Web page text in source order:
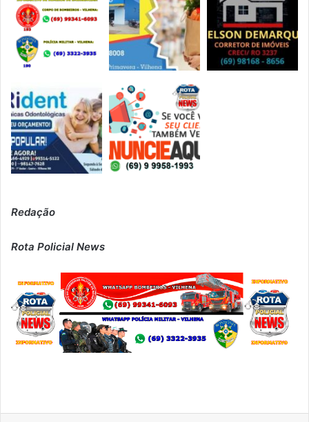
Redação
Rota Policial News